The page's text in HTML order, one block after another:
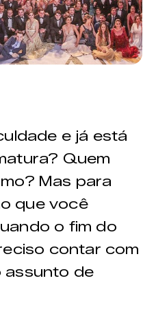
e já está
Quem
Mas para
que você
o fim do
contar com
assunto de